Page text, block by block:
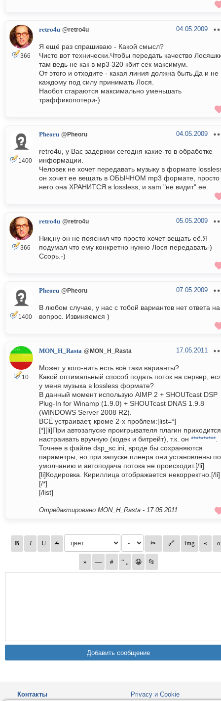
366
retro4u @retro4u 04.05.2009
Я ещё раз спрашиваю - Какой смысл?
Чисто вот технически.Чтобы передать качество
там ведь не как в мр3 320 кбит сек максимум.
От этого и отходите - какая линия должна быть.Да и не
каждому под силу принимать Лося.
Наобот стараются максимально уменьшать
траффикопотери-)
1400
Pheoru @Pheoru 04.05.2009
retro4u, у Вас задержки сегодня какие-то в обработке
информации.
Человек не хочет передавать музыку в формате
он хочет ее вещать в ОБЫЧНОМ mp3 формате, просто
него она ХРАНИТСЯ в lossless, и sam "не видит" ее.
366
retro4u @retro4u 05.05.2009
Ник,ну он не пояснил что просто хочет вещать её.Я
подумал что ему конкретно нужно Лося передавать-)
Ссорь.-)
1400
Pheoru @Pheoru 07.05.2009
В любом случае, у нас с тобой вариантов нет ответа на
вопрос. Извиняемся )
10
MON_H_Rasta @MON_H_Rasta 17.05.2011
Может у кого-нить есть всё таки варианты?..
Какой оптимальный способ подать поток на сервер,
у меня музыка в lossless формате?
В данный момент использую AIMP 2 + SHOUTcast DSP
Plug-In for Winamp (1.9.0) + SHOUTcast DNAS 1.9.8
(WINDOWS Server 2008 R2).
ВСЁ устраивает, кроме 2-х проблем:[list=*]
[*][li]При автозапуске проигрывателя плагин приходится
настраивать вручную (кодек и битрейт), т.к. он **********
Точнее в файле dsp_sc.ini, вроде бы сохраняются
параметры, но при запуске плеера они установлены по
умолчанию и автоподача потока не происходит.[/li]
[li]Кодировка. Кириллица отображается некорректно.[/li]
[/*]
[/list]
Отредактировано MON_H_Rasta - 17.05.2011
Контакты
Privacy и Cookie